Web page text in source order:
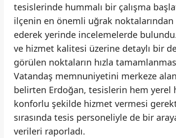
tesislerinde hummalı bir çalışma
ilçenin en önemli uğrak
ederek yerinde incelemelerde
ve hizmet kalitesi üzerine detaylı bir
görülen noktaların hızla
Vatandaş memnuniyetini merkeze
belirten Erdoğan, tesislerin hem yerel
konforlu şekilde hizmet vermesi
sırasında tesis personeliyle de bir
verileri raporladı.